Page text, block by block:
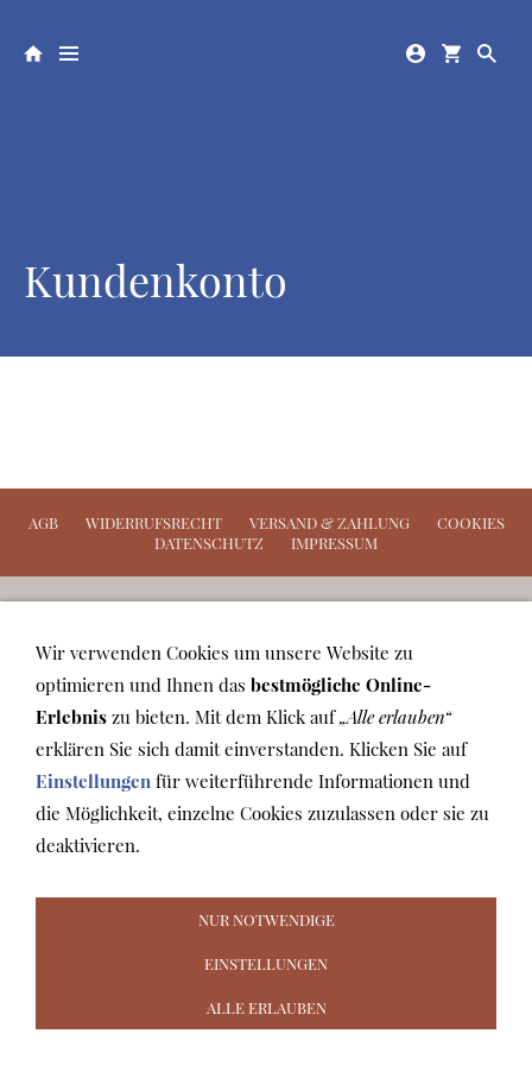
Kundenkonto
AGB WIDERRUFSRECHT VERSAND & ZAHLUNG
COOKIES
DATENSCHUTZ
IMPRESSUM
Wir verwenden Cookies um unsere Website zu
optimieren und Ihnen das bestmögliche Online-
Erlebnis zu bieten. Mit dem Klick auf„Alle erlauben“
erklären Sie sich damit einverstanden. Klicken Sie auf
Einstellungen für weiterführende Informationen und
die Möglichkeit, einzelne Cookies zuzulassen oder sie zu
deaktivieren.
NUR NOTWENDIGE
EINSTELLUNGEN
ALLE ERLAUBEN